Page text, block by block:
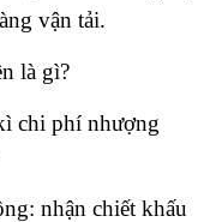
vận tải.
là gì?
chi phí nhượng
nhận chiết khấu